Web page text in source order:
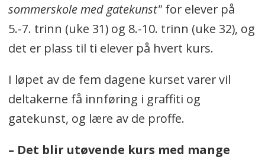
sommerskole med gatekunst" for elever på
5.-7. trinn (uke 31) og 8.-10. trinn (uke 32), og
det er plass til ti elever på hvert kurs.
I løpet av de fem dagene kurset varer vil
deltakerne få innføring i graffiti og
gatekunst, og lære av de proffe.
– Det blir utøvende kurs med mange